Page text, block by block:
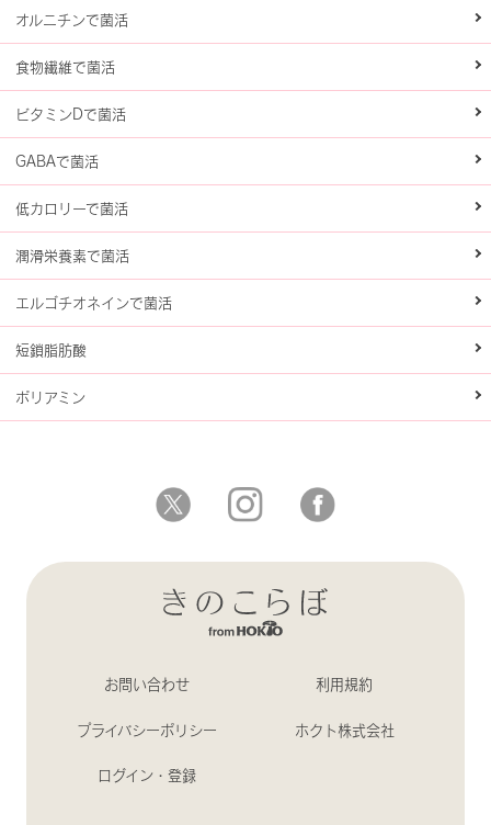
オルニチンで菌活
食物繊維で菌活
ビタミンDで菌活
GABAで菌活
低カロリーで菌活
潤滑栄養素で菌活
エルゴチオネインで菌活
短鎖脂肪酸
ポリアミン
お問い合わせ 利用規約
プライバシーポリシー ホクト株式会社
ログイン・登録